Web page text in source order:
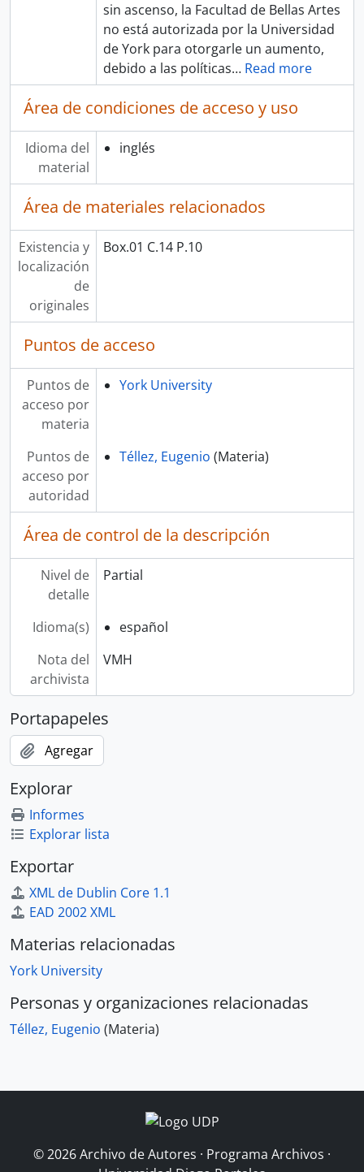
sin ascenso, la Facultad de Bellas Artes
no está autorizada por la Universidad
de York para otorgarle un aumento,
debido a las políticas… Read more
Área de condiciones de acceso y uso
Idioma del
material
inglés
Área de materiales relacionados
Existencia y
localización
de
originales
Box.01 C.14 P.10
Puntos de acceso
Puntos de
acceso por
materia
York University
Puntos de
acceso por
autoridad
Téllez, Eugenio (Materia)
Área de control de la descripción
Nivel de
detalle
Partial
Idioma(s)
español
Nota del
archivista
VMH
Portapapeles
Agregar
Explorar
Informes
Explorar lista
Exportar
XML de Dublin Core 1.1
EAD 2002 XML
Materias relacionadas
York University
Personas y organizaciones relacionadas
Téllez, Eugenio (Materia)
© 2026 Archivo de Autores · Programa Archivos ·